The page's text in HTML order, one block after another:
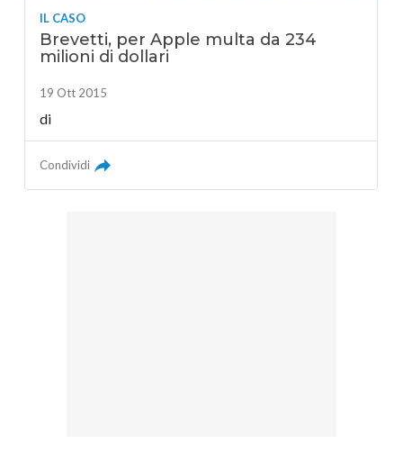
IL CASO
Brevetti, per Apple multa da 234
milioni di dollari
19 Ott 2015
di
Condividi